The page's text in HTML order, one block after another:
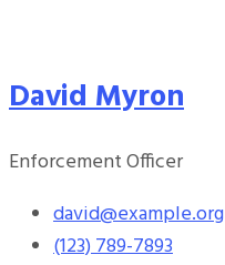
David Myron
Enforcement Officer
david@example.org
(123) 789-7893